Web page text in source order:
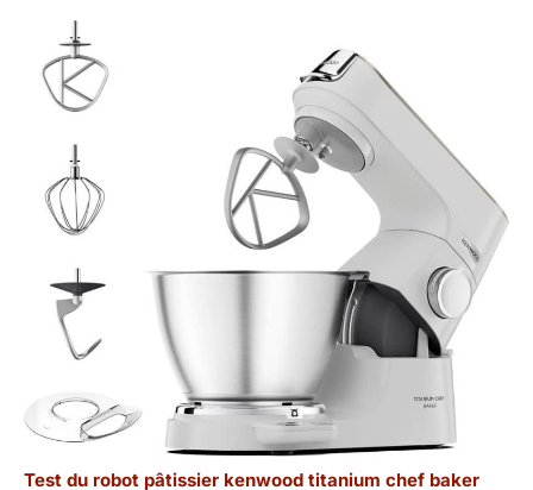
Test du robot pâtissier kenwood titanium chef baker